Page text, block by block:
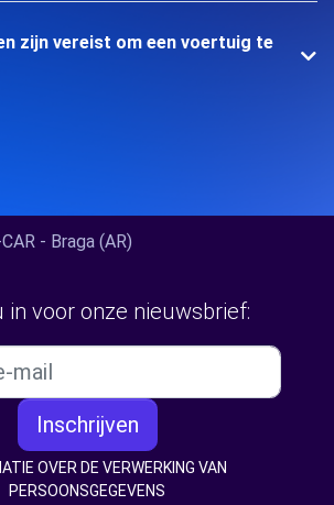
zijn vereist om een voertuig te
- Braga (AR)
in voor onze nieuwsbrief:
Inschrijven
OVER DE VERWERKING VAN
PERSOONSGEGEVENS